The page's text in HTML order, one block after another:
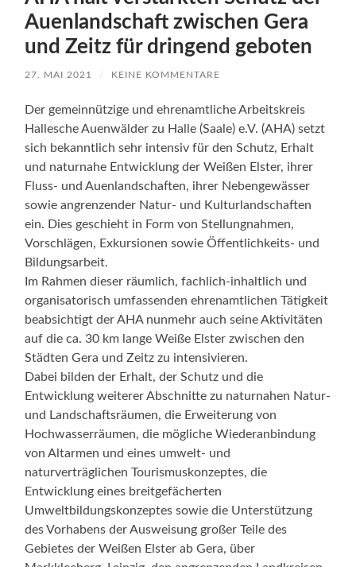
Auenlandschaft zwischen Gera
und Zeitz für dringend geboten
27. MAI 2021 / KEINE KOMMENTARE
Der gemeinnützige und ehrenamtliche Arbeitskreis
Hallesche Auenwälder zu Halle (Saale) e.V. (AHA) setzt
sich bekanntlich sehr intensiv für den Schutz, Erhalt
und naturnahe Entwicklung der Weißen Elster, ihrer
Fluss- und Auenlandschaften, ihrer Nebengewässer
sowie angrenzender Natur- und Kulturlandschaften
ein. Dies geschieht in Form von Stellungnahmen,
Vorschlägen, Exkursionen sowie Öffentlichkeits- und
Bildungsarbeit.
Im Rahmen dieser räumlich, fachlich-inhaltlich und
organisatorisch umfassenden ehrenamtlichen Tätigkeit
beabsichtigt der AHA nunmehr auch seine Aktivitäten
auf die ca. 30 km lange Weiße Elster zwischen den
Städten Gera und Zeitz zu intensivieren.
Dabei bilden der Erhalt, der Schutz und die
Entwicklung weiterer Abschnitte zu naturnahen Natur-
und Landschaftsräumen, die Erweiterung von
Hochwasserräumen, die mögliche Wiederanbindung
von Altarmen und eines umwelt- und
naturverträglichen Tourismuskonzeptes, die
Entwicklung eines breitgefächerten
Umweltbildungskonzeptes sowie die Unterstützung
des Vorhabens der Ausweisung großer Teile des
Gebietes der Weißen Elster ab Gera, über